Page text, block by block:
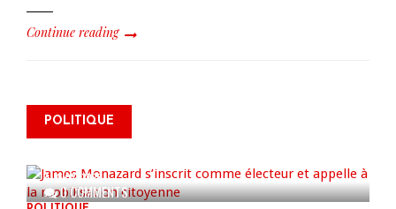
Continue reading
POLITIQUE
0 COMMENTS
James Monazard s’inscrit comme
électeur et appelle à la
AUG 07, 2026